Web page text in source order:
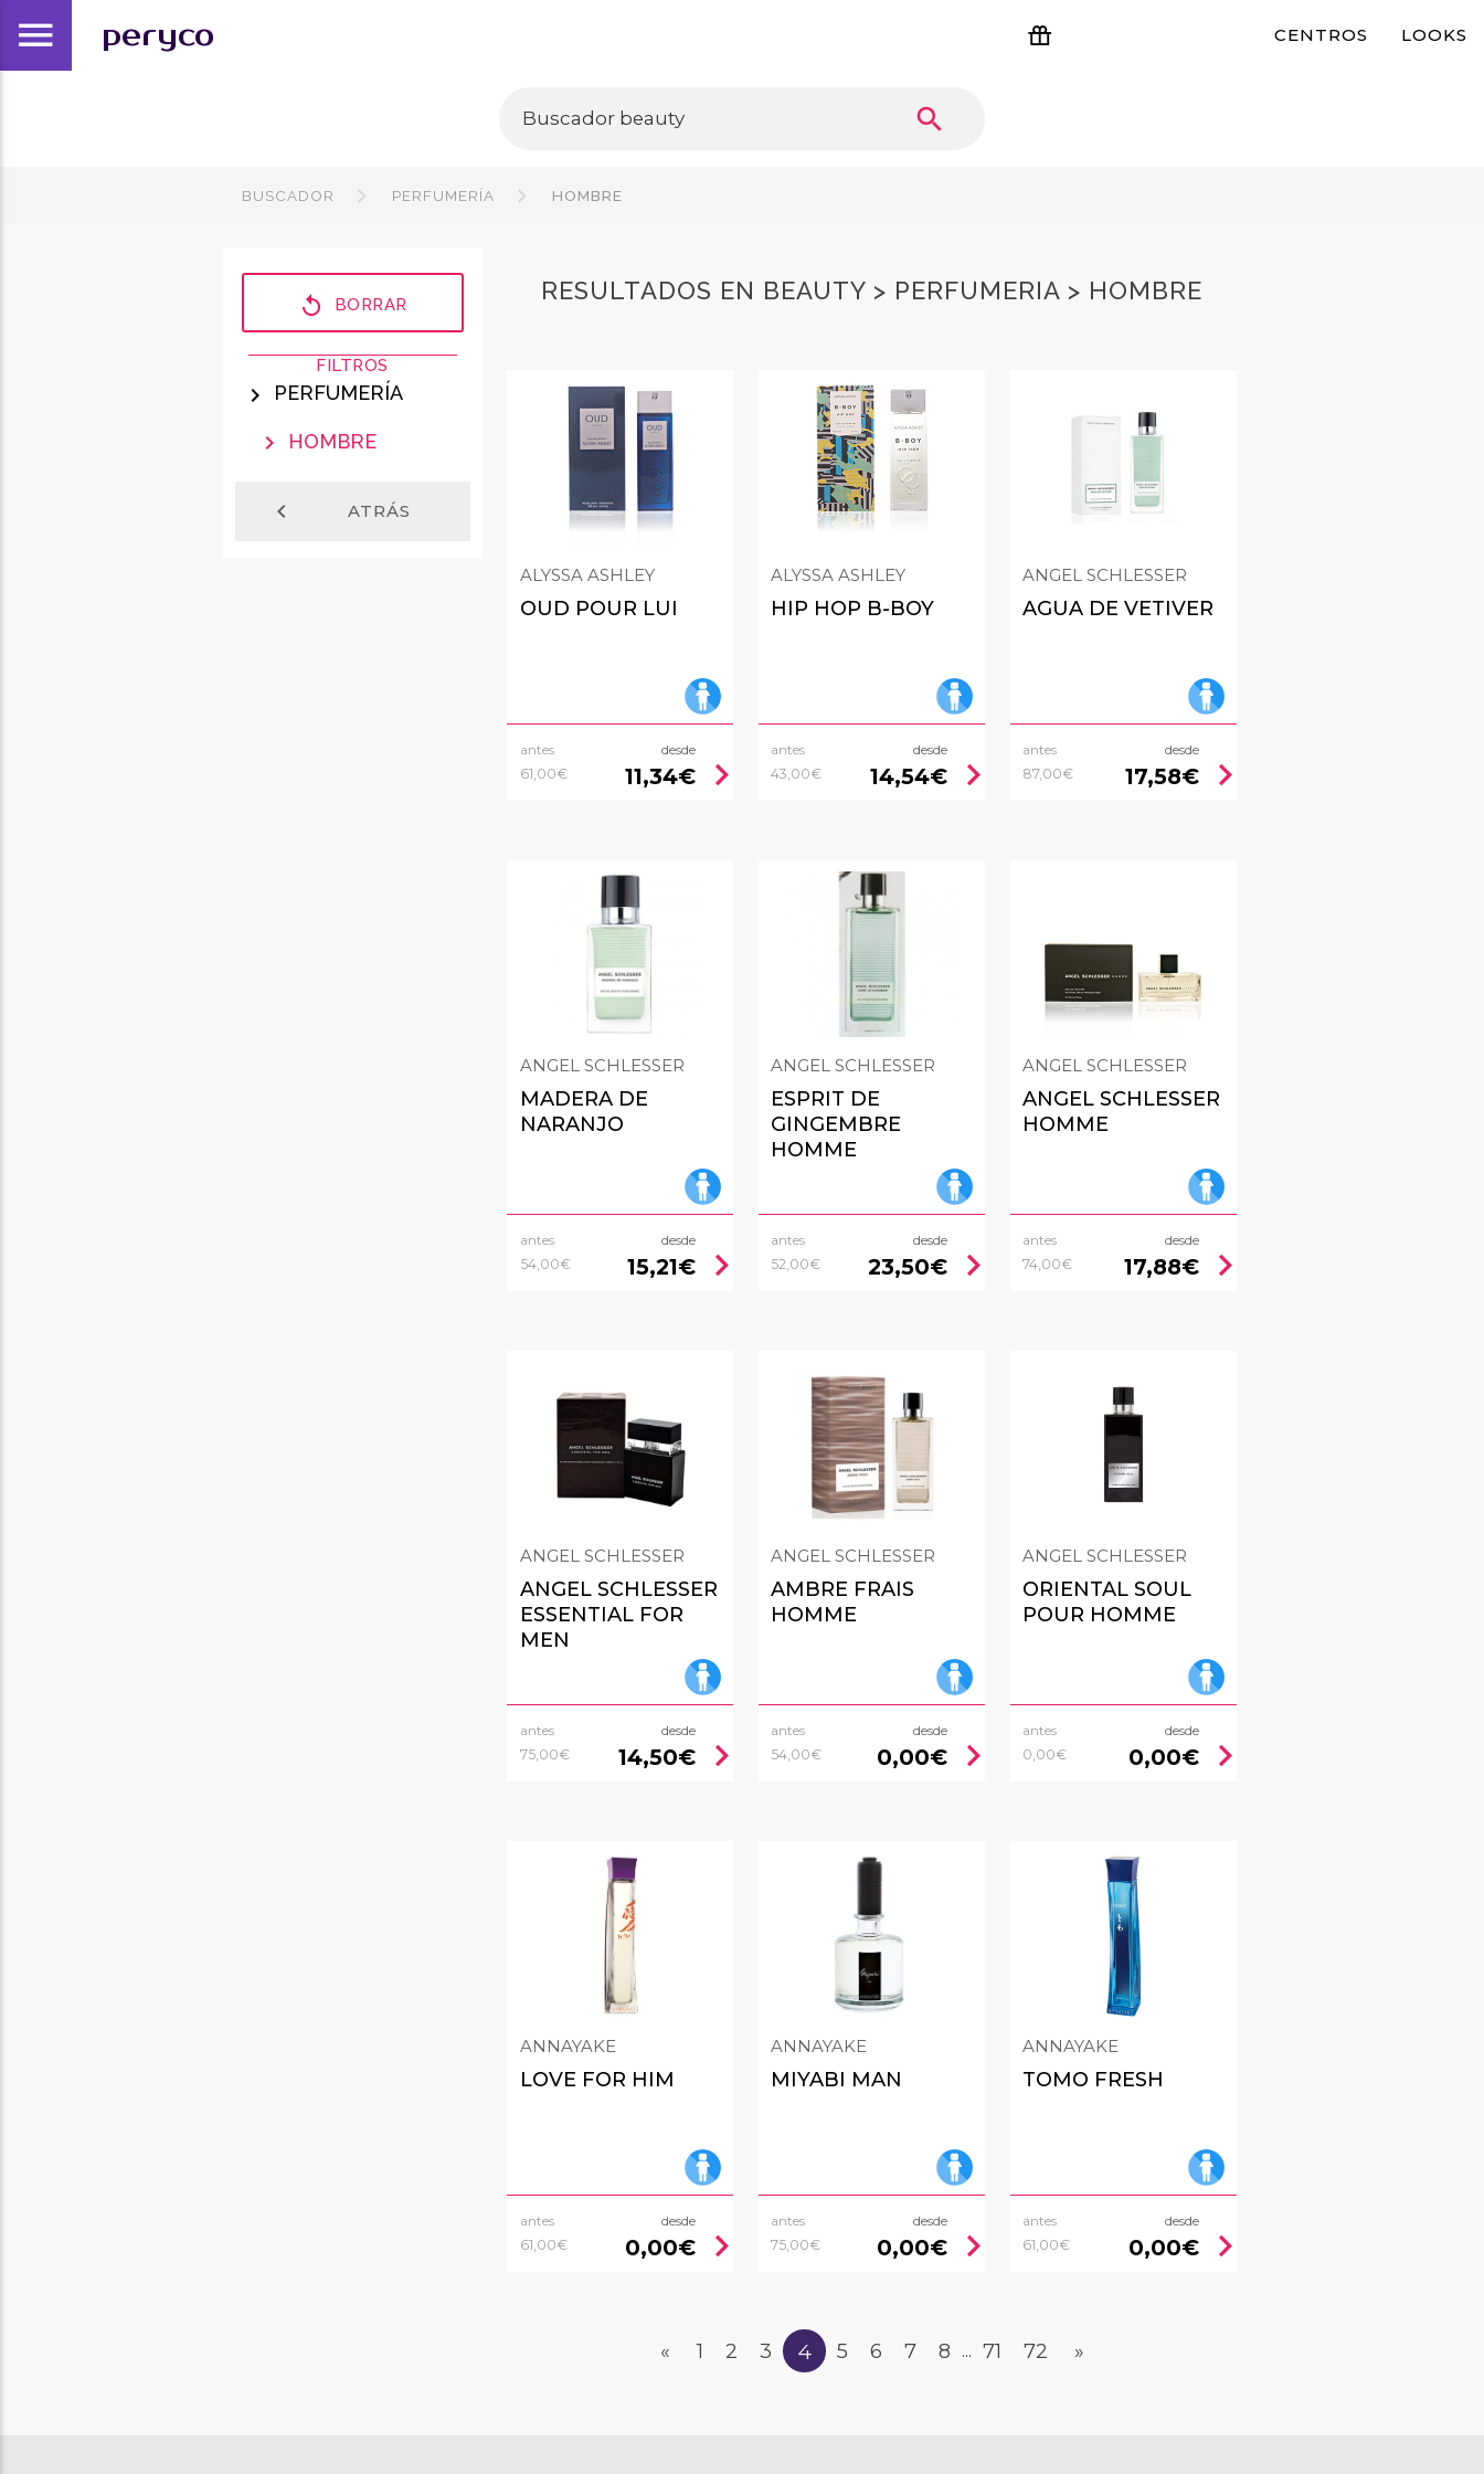
menu peryco CENTROS LOOKS
search
BUSCADOR PERFUMERÍA HOMBRE
replay BORRAR
FILTROS
chevron_right PERFUMERÍA
chevron_right HOMBRE
chevron_left ATRÁS
RESULTADOS EN BEAUTY > PERFUMERIA > HOMBRE
ALYSSA ASHLEY
OUD POUR LUI
antes
61,00€
desde
11,34€ chevron_right
ALYSSA ASHLEY
HIP HOP B-BOY
antes
43,00€
desde
14,54€ chevron_right
ANGEL SCHLESSER
AGUA DE VETIVER
antes
87,00€
desde
17,58€ chevron_right
ANGEL SCHLESSER
MADERA DE
NARANJO
antes
54,00€
desde
15,21€ chevron_right
ANGEL SCHLESSER
ESPRIT DE
GINGEMBRE
HOMME
antes
52,00€
desde
23,50€ chevron_right
ANGEL SCHLESSER
ANGEL SCHLESSER
HOMME
antes
74,00€
desde
17,88€ chevron_right
ANGEL SCHLESSER
ANGEL SCHLESSER
ESSENTIAL FOR
MEN
antes
75,00€
desde
14,50€ chevron_right
ANGEL SCHLESSER
AMBRE FRAIS
HOMME
antes
54,00€
desde
0,00€ chevron_right
ANGEL SCHLESSER
ORIENTAL SOUL
POUR HOMME
antes
0,00€
desde
0,00€ chevron_right
ANNAYAKE
LOVE FOR HIM
antes
61,00€
desde
0,00€ chevron_right
ANNAYAKE
MIYABI MAN
antes
75,00€
desde
0,00€ chevron_right
ANNAYAKE
TOMO FRESH
antes
61,00€
desde
0,00€ chevron_right
« 1 2 3 4 5 6 7 8 ... 71 72 »